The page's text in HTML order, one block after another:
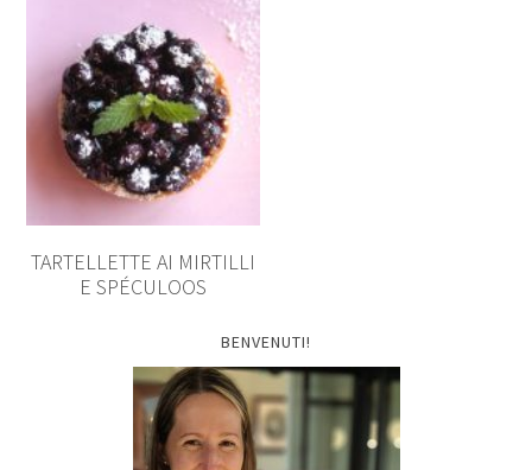
TARTELLETTE AI MIRTILLI
E SPÉCULOOS
BENVENUTI!